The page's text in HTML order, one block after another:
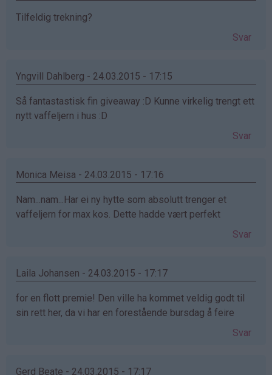
Tilfeldig trekning?
Svar
Yngvill Dahlberg - 24.03.2015 - 17:15
Så fantastastisk fin giveaway :D Kunne virkelig trengt ett
nytt vaffeljern i hus :D
Svar
Monica Meisa - 24.03.2015 - 17:16
Nam...nam...Har ei ny hytte som absolutt trenger et
vaffeljern for max kos. Dette hadde vært perfekt
Svar
Laila Johansen - 24.03.2015 - 17:17
for en flott premie! Den ville ha kommet veldig godt til
sin rett her, da vi har en forestående bursdag å feire
Svar
Gerd Beate - 24.03.2015 - 17:17